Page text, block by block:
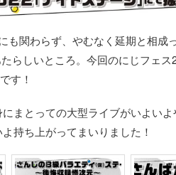
も関わらず、やむなく延期と相成
らしいところ。今回のにじフェス
す！
まとっての大型ライブがいよい
持ち上がってまいりました！